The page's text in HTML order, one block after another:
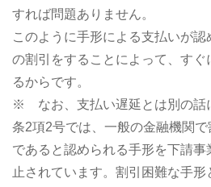
すれば問題ありません。
このように手形による支払いが
の割引をすることによって、すぐ
るからです。
※ なお、支払い遅延とは別の話
条2項2号では、一般の金融機関
であると認められる手形を下請
止されています。割引困難な手